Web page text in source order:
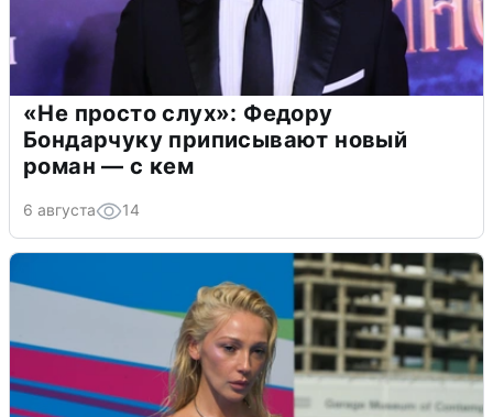
«Не просто слух»: Федору
Бондарчуку приписывают новый
роман — с кем
6 августа 14